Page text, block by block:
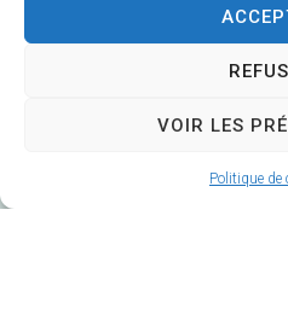
VOIR LES
Politique de
41150 Veuzain-sur-Loire
Horaires d’ouverture :
Fermé le mardi après-
02 54 51 20 40